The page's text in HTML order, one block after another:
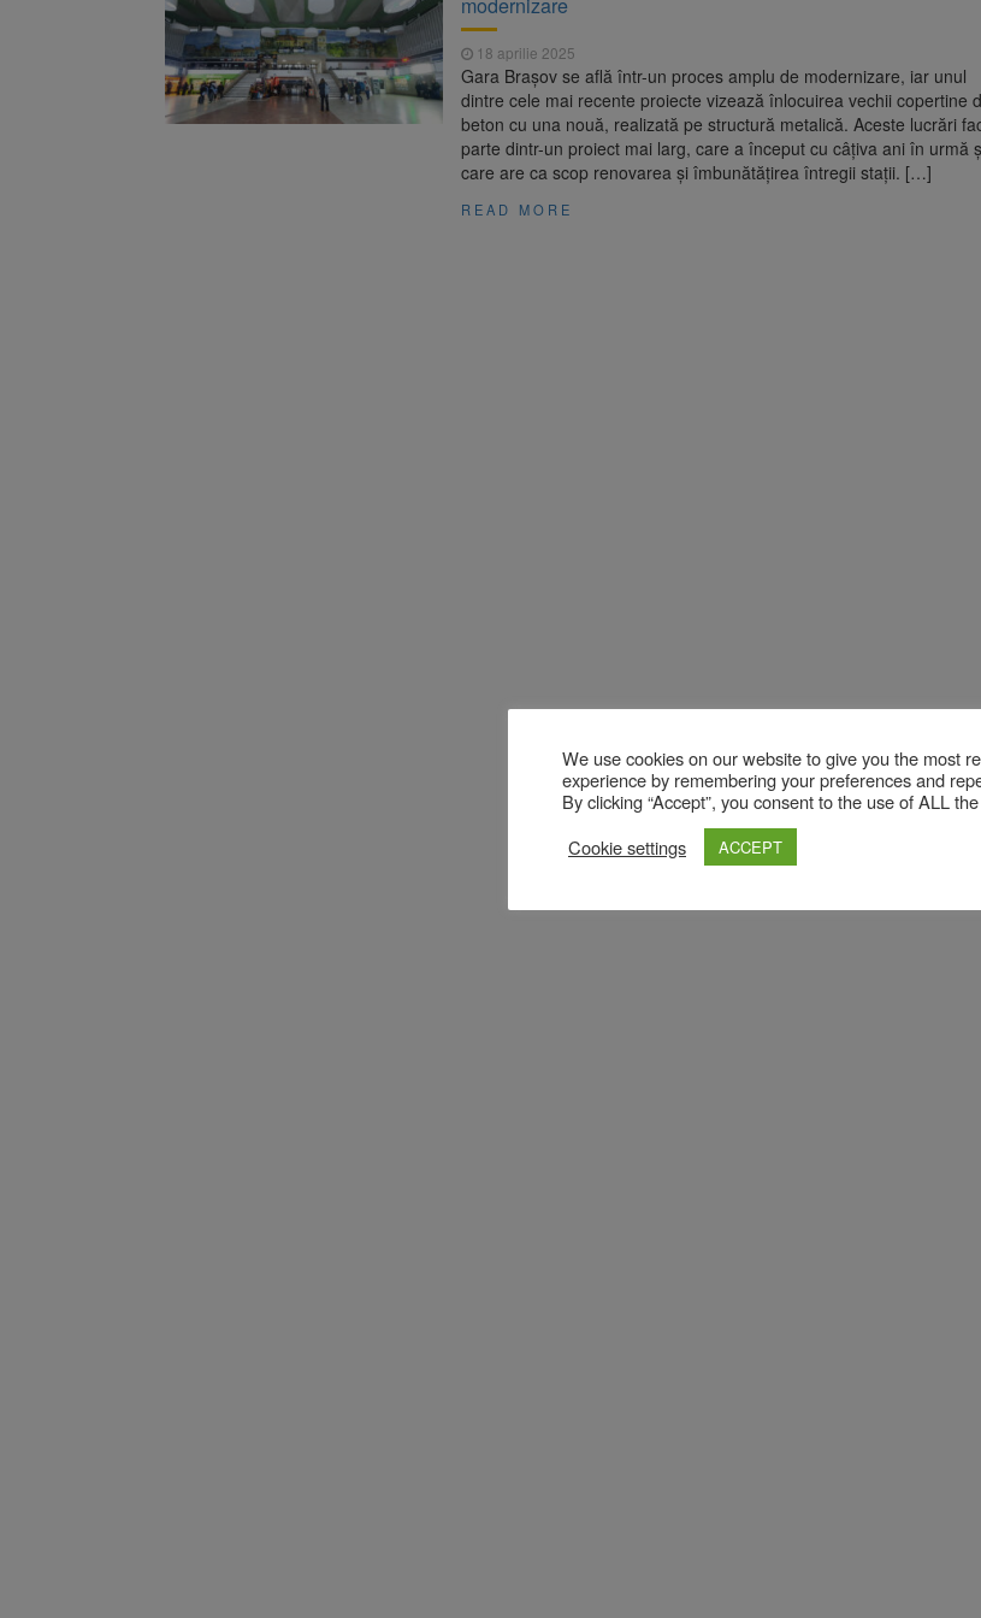
6 august 2026
Înalta Curte analizează dosarul lui Călin Georgescu și Horațiu
procesul
6 august 2026 Strategia națională pentru biodiversitate 2026-2030, adoptată de
18 aprilie 2025
Gara Brașov se află într-un proces amplu de modernizare, iar unul
dintre cele mai recente proiecte vizează înlocuirea vechii copertine
beton cu una nouă, realizată pe structură metalică. Aceste lucrări
parte dintr-un proiect mai larg, care a început cu câțiva ani în urmă
care are ca scop renovarea și îmbunătățirea întregii stații. […]
READ MORE
We use cookies on our website to give you the most
experience by remembering your preferences and
By clicking “Accept”, you consent to the use of ALL
Cookie settings
ACCEPT